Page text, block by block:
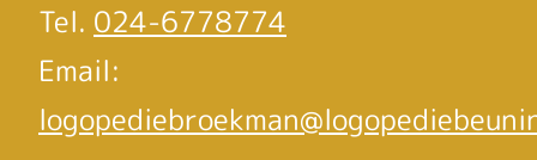
Tel. 024-6778774
Email: